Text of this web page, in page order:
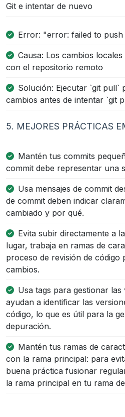
Git e intentar de nuevo
Error: "error: failed to
Causa: Los cambios
con el repositorio remoto
Solución: Ejecutar `git pull`
cambios antes de intentar `git
5. MEJORES PRÁCTICAS
Mantén tus commits
commit debe representar una
Usa mensajes de commit
de commit deben indicar
cambiado y por qué.
Evita subir directamente a
lugar, trabaja en ramas de
proceso de revisión de código
cambios.
Usa tags para gestionar las
ayudan a identificar las
código, lo que es útil para la
depuración.
Mantén tus ramas de
con la rama principal: para
buena práctica fusionar
la rama principal en tu rama